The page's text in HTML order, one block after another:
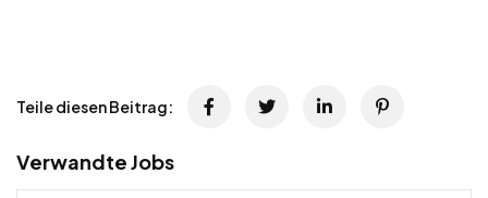
Teile diesen Beitrag:
Verwandte Jobs